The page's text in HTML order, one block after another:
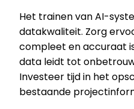
Het trainen van AI-
datakwaliteit. Zorg
compleet en accuraat
data leidt tot
Investeer tijd in het
bestaande